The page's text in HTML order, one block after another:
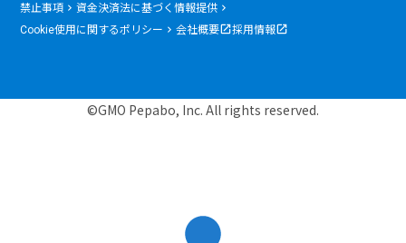
禁止事項
資金決済法に基づく情報提供
Cookie使用に関するポリシー
会社概要 採用情報
©GMO Pepabo, Inc. All rights reserved.